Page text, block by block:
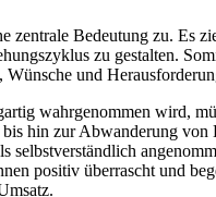
zentrale Bedeutung zu. Es
zu gestalten.
und
wahrgenommen wird,
hin zur Abwanderung
positiv überrascht und